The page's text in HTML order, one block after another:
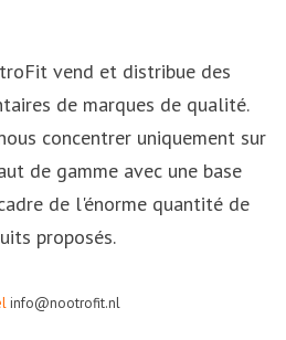
vend et distribue des
de marques de qualité.
concentrer uniquement sur
de gamme avec une base
de l'énorme quantité de
proposés.
info@nootrofit.nl